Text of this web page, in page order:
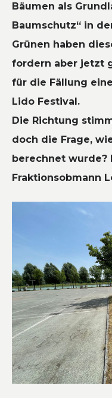
Bäumen als
Baumschutz“ in
Grünen haben
fordern aber jetzt
für die Fällung
Lido Festival.
Die Richtung
doch die Frage,
berechnet wurde?
Fraktionsobmann